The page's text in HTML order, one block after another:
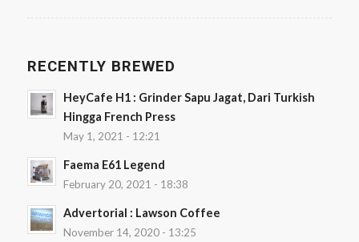
RECENTLY BREWED
HeyCafe H1 : Grinder Sapu Jagat, Dari Turkish
Hingga French Press
May 1, 2021 - 12:21
Faema E61 Legend
February 20, 2021 - 18:38
Advertorial : Lawson Coffee
November 14, 2020 - 13:25